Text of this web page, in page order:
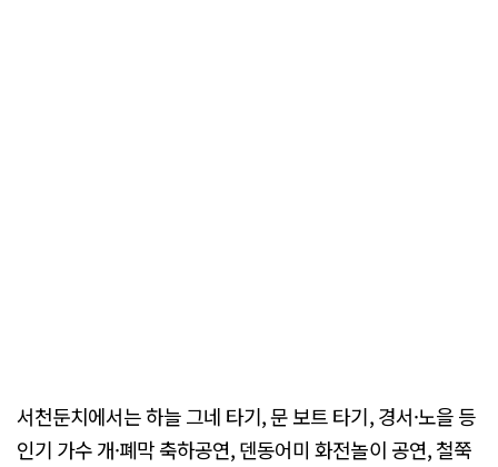
서천둔치에서는 하늘 그네 타기, 문 보트 타기, 경서·노을 등
인기 가수 개·폐막 축하공연, 덴동어미 화전놀이 공연, 철쭉